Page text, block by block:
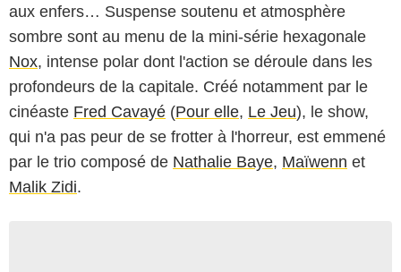
aux enfers… Suspense soutenu et atmosphère
sombre sont au menu de la mini-série hexagonale
Nox, intense polar dont l'action se déroule dans les
profondeurs de la capitale. Créé notamment par le
cinéaste Fred Cavayé (Pour elle, Le Jeu), le show,
qui n'a pas peur de se frotter à l'horreur, est emmené
par le trio composé de Nathalie Baye, Maïwenn et
Malik Zidi.